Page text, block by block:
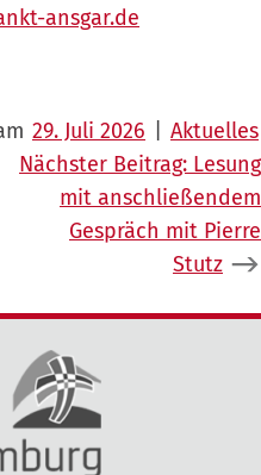
ansgar.de
29. Juli 2026 Aktuelles
Nächster Beitrag: Lesung
mit anschließendem
Gespräch mit Pierre
Stutz